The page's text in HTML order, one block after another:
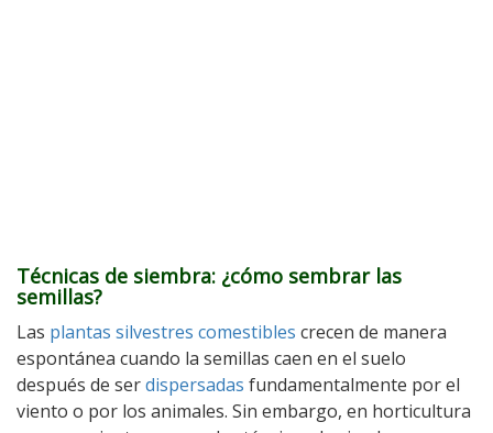
Técnicas de siembra: ¿cómo sembrar las
semillas?
Las plantas silvestres comestibles crecen de manera
espontánea cuando la semillas caen en el suelo
después de serdispersadas fundamentalmente por el
viento o por los animales. Sin embargo, en horticultura